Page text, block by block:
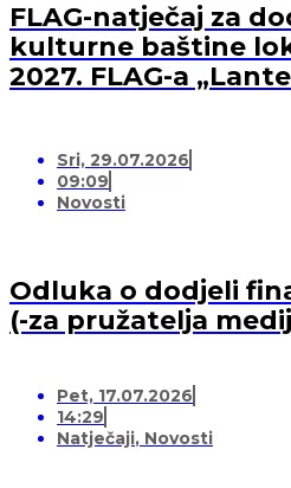
FLAG-natječaj za
kulturne baštine
2027. FLAG-a
Sri, 29.07.2026
09:09
Novosti
Odluka o dodjeli
(-za pružatelja
Pet, 17.07.2026
14:29
Natječaji, Novosti